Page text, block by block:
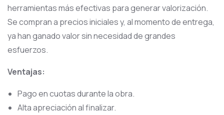
herramientas más efectivas para generar valorización.
Se compran a precios iniciales y, al momento de entrega,
ya han ganado valor sin necesidad de grandes
esfuerzos.
Ventajas:
Pago en cuotas durante la obra.
Alta apreciación al finalizar.